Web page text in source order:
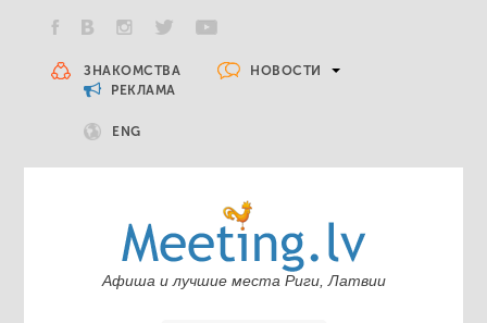
ЗНАКОМСТВА
НОВОСТИ
РЕКЛАМА
ENG
Афиша и лучшие места Риги, Латвии